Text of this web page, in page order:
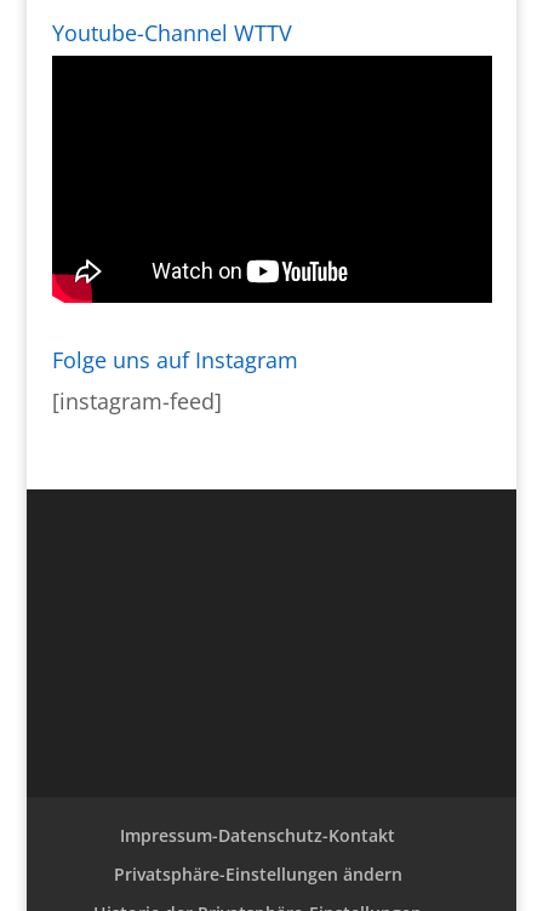
Youtube-Channel WTTV
Folge uns auf Instagram
[instagram-feed]
Impressum-Datenschutz-Kontakt
Privatsphäre-Einstellungen ändern